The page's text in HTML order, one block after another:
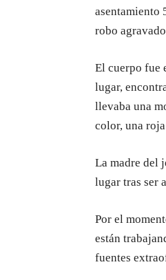
asentamiento
robo
El cuerpo fue
lugar,
llevaba una
color, una
La madre del
lugar tras ser
Por el
están
fuentes